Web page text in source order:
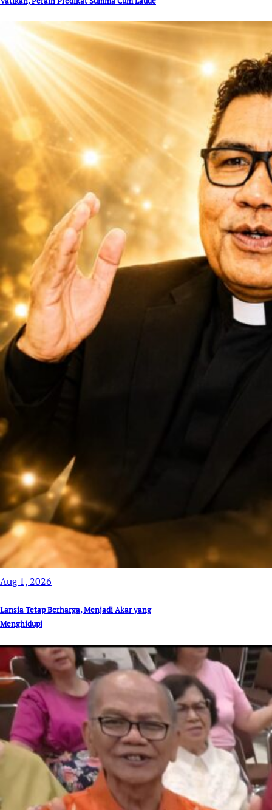
Aug 1, 2026
Lansia Tetap Berharga, Menjadi Akar yang
Menghidupi